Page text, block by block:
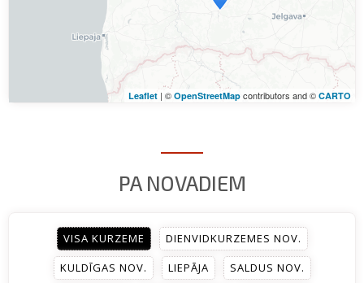
Leaflet | © OpenStreetMap contributors and © CARTO
PA NOVADIEM
VISA KURZEME
DIENVIDKURZEMES NOV.
KULDĪGAS NOV.
LIEPĀJA
SALDUS NOV.